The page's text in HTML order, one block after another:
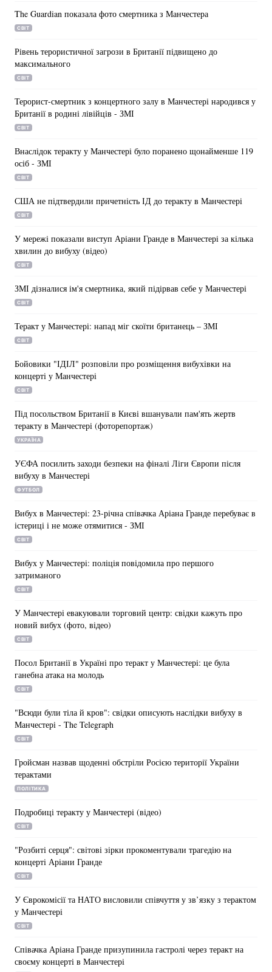
The Guardian показала фото смертника з Манчестера
СВІТ
Рівень терористичної загрози в Британії підвищено до
максимального
СВІТ
Терорист-смертник з концертного залу в Манчестері народився у
Британії в родині лівійців - ЗМІ
СВІТ
Внаслідок теракту у Манчестері було поранено щонайменше 119
осіб - ЗМІ
СВІТ
США не підтвердили причетність ІД до теракту в Манчестері
СВІТ
У мережі показали виступ Аріани Гранде в Манчестері за кілька
хвилин до вибуху (відео)
СВІТ
ЗМІ дізналися ім'я смертника, який підірвав себе у Манчестері
СВІТ
Теракт у Манчестері: напад міг скоїти британець – ЗМІ
СВІТ
Бойовики "ІДІЛ" розповіли про розміщення вибухівки на
концерті у Манчестері
СВІТ
Під посольством Британії в Києві вшанували пам'ять жертв
теракту в Манчестері (фоторепортаж)
УКРАЇНА
УЄФА посилить заходи безпеки на фіналі Ліги Європи після
вибуху в Манчестері
ФУТБОЛ
Вибух в Манчестері: 23-річна співачка Аріана Гранде перебуває в
істериці і не може отямитися - ЗМІ
СВІТ
Вибух у Манчестері: поліція повідомила про першого
затриманого
СВІТ
У Манчестері евакуювали торговий центр: свідки кажуть про
новий вибух (фото, відео)
СВІТ
Посол Британії в Україні про теракт у Манчестері: це була
ганебна атака на молодь
СВІТ
"Всюди були тіла й кров": свідки описують наслідки вибуху в
Манчестері - The Telegraph
СВІТ
Гройсман назвав щоденні обстріли Росією території України
терактами
ПОЛІТИКА
Подробиці теракту у Манчестері (відео)
СВІТ
"Розбиті серця": світові зірки прокоментували трагедію на
концерті Аріани Гранде
СВІТ
У Єврокомісії та НАТО висловили співчуття у зв’язку з терактом
у Манчестері
СВІТ
Співачка Аріана Гранде призупинила гастролі через теракт на
своєму концерті в Манчестері